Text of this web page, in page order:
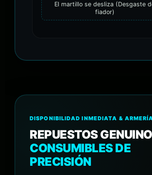
El martillo se desliza (Desgaste
fiador)
DISPONIBILIDAD INMEDIATA &
REPUESTOS
CONSUMIBLES DE
PRECISIÓN